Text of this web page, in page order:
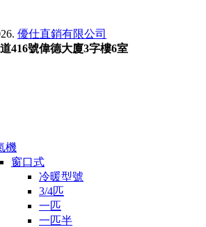
優仕直銷有限公司
416號偉德大廈3字樓6室
機
窗口式
冷暖型號
3/4匹
一匹
一匹半